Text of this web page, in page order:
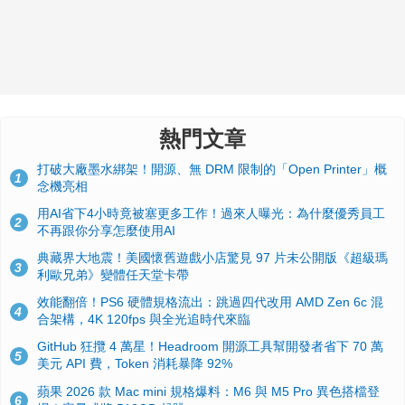
熱門文章
1
打破大廠墨水綁架！開源、無 DRM 限制的「Open Printer」概
念機亮相
2
用AI省下4小時竟被塞更多工作！過來人曝光：為什麼優秀員工
不再跟你分享怎麼使用AI
3
典藏界大地震！美國懷舊遊戲小店驚見 97 片未公開版《超級瑪
利歐兄弟》變體任天堂卡帶
4
效能翻倍！PS6 硬體規格流出：跳過四代改用 AMD Zen 6c 混
合架構，4K 120fps 與全光追時代來臨
5
GitHub 狂攬 4 萬星！Headroom 開源工具幫開發者省下 70 萬
美元 API 費，Token 消耗暴降 92%
6
蘋果 2026 款 Mac mini 規格爆料：M6 與 M5 Pro 異色搭檔登